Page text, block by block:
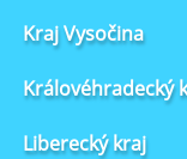
Kraj Vysočina
Královéhradecký
Liberecký kraj